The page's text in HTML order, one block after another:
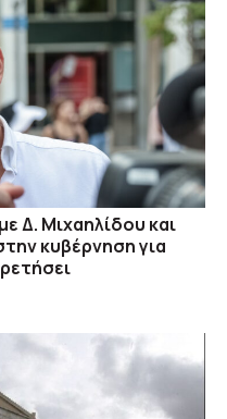
Δ. Μιχαηλίδου και
κυβέρνηση για